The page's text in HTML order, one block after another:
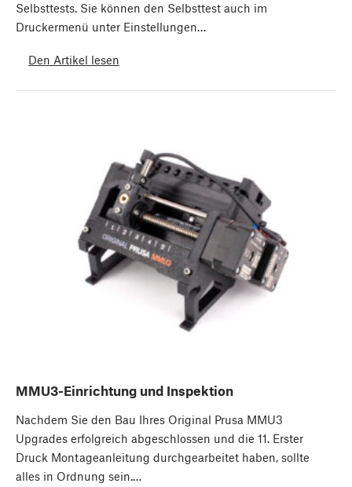
Selbsttests. Sie können den Selbsttest auch im
Druckermenü unter Einstellungen…
Den Artikel lesen
MMU3-Einrichtung und Inspektion
Nachdem Sie den Bau Ihres Original Prusa MMU3
Upgrades erfolgreich abgeschlossen und die 11. Erster
Druck Montageanleitung durchgearbeitet haben, sollte
alles in Ordnung sein.…